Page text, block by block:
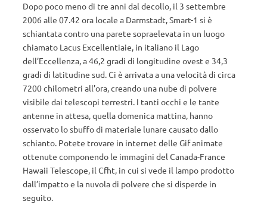
Dopo poco meno di tre anni dal decollo, il 3 settembre
2006 alle 07.42 ora locale a Darmstadt, Smart-1 si è
schiantata contro una parete sopraelevata in un luogo
chiamato Lacus Excellentiaie, in italiano il Lago
dell’Eccellenza, a 46,2 gradi di longitudine ovest e 34,3
gradi di latitudine sud. Ci è arrivata a una velocità di circa
7200 chilometri all’ora, creando una nube di polvere
visibile dai telescopi terrestri. I tanti occhi e le tante
antenne in attesa, quella domenica mattina, hanno
osservato lo sbuffo di materiale lunare causato dallo
schianto. Potete trovare in internet delle Gif animate
ottenute componendo le immagini del Canada-France
Hawaii Telescope, il Cfht, in cui si vede il lampo prodotto
dall’impatto e la nuvola di polvere che si disperde in
seguito.